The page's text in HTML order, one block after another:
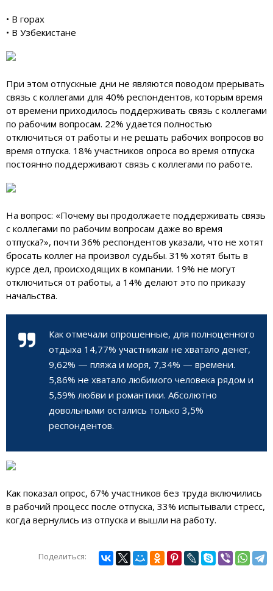
• В горах
• В Узбекистане
При этом отпускные дни не являются поводом прерывать
связь с коллегами для 40% респондентов, которым время
от времени приходилось поддерживать связь с коллегами
по рабочим вопросам. 22% удается полностью
отключиться от работы и не решать рабочих вопросов во
время отпуска. 18% участников опроса во время отпуска
постоянно поддерживают связь с коллегами по работе.
На вопрос: «Почему вы продолжаете поддерживать связь
с коллегами по рабочим вопросам даже во время
отпуска?», почти 36% респондентов указали, что не хотят
бросать коллег на произвол судьбы. 31% хотят быть в
курсе дел, происходящих в компании. 19% не могут
отключиться от работы, а 14% делают это по приказу
начальства.
Как отмечали опрошенные, для полноценного
отдыха 14,77% участникам не хватало денег,
9,62% — пляжа и моря, 7,34% — времени.
5,86% не хватало любимого человека рядом и
5,59% любви и романтики. Абсолютно
довольными остались только 3,5%
респондентов.
Как показал опрос, 67% участников без труда включились
в рабочий процесс после отпуска, 33% испытывали стресс,
когда вернулись из отпуска и вышли на работу.
Поделиться: